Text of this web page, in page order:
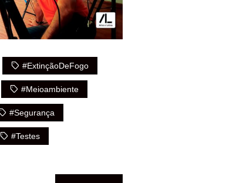
#ExtinçãoDeFogo
#Meioambiente
#segurança
#Testes